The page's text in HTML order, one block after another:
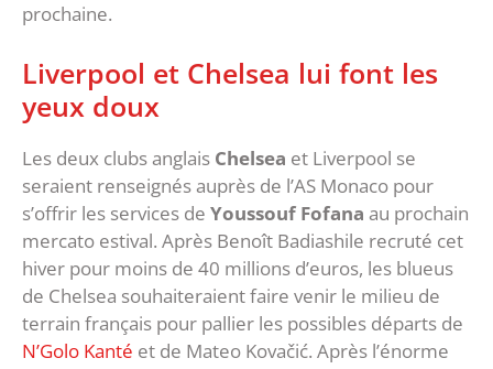
prochaine.
Liverpool et Chelsea lui font les
yeux doux
Les deux clubs anglais Chelsea et Liverpool se
seraient renseignés auprès de l’AS Monaco pour
s’offrir les services de Youssouf Fofana au prochain
mercato estival. Après Benoît Badiashile recruté cet
hiver pour moins de 40 millions d’euros, les blueus
de Chelsea souhaiteraient faire venir le milieu de
terrain français pour pallier les possibles départs de
N’Golo Kanté et de Mateo Kovačić. Après l’énorme